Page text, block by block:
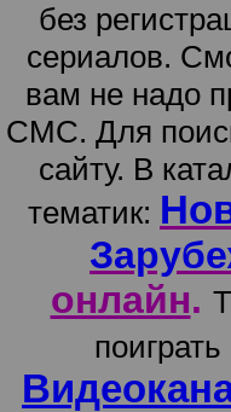
без
сериалов.
вам не надо
СМС. Для
сайту. В
тематик:
онлайн.